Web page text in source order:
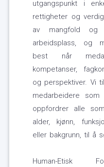
utgangspunkt i
rettigheter og
av mangfold og
arbeidsplass, og
best når
kompetanser,
og perspektiver. Vi
medarbeidere
oppfordrer alle
alder, kjønn,
eller bakgrunn, til å
Human-